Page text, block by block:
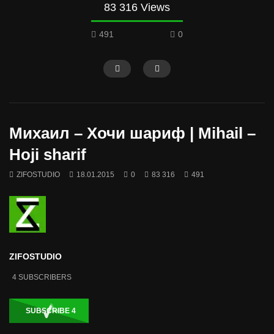
83 316 Views
491 0
Михаил – Хочи шариф | Mihail –
Hoji sharif
ZIFOSTUDIO 18.01.2015 0 83 316 491
ZIFOSTUDIO
4 SUBSCRIBERS
SUBSCRIBE 4